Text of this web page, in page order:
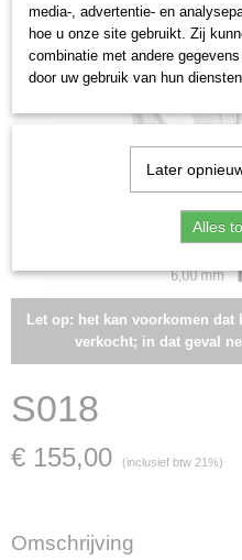
Let op: het kan voorkomen
verkocht; in dat geval
S018
€ 155,00 (inclusief btw 21%)
Omschrijving
media-, advertentie- en
hoe u onze site gebruikt. Zij
combinatie met andere
door uw gebruik van hun
Later
Alles